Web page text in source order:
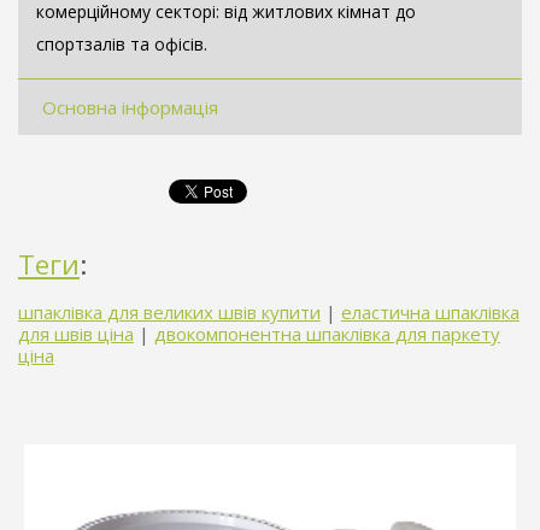
комерційному секторі: від житлових кімнат до
спортзалів та офісів.
Основна інформація
Теги:
шпаклівка для великих швів купити | еластична шпаклівка
для швів ціна | двокомпонентна шпаклівка для паркету
ціна